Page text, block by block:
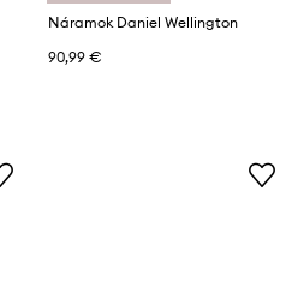
Náramok Daniel Wellington
90,99 €